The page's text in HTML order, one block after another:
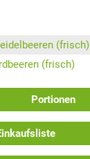
(frisch)
(frisch)
Portionen